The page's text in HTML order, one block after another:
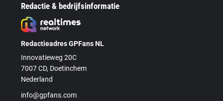
Redactie & bedrijfsinformatie
Redactieadres GPFans NL
Innovatieweg 20C
7007 CD, Doetinchem
Nederland
info@gpfans.com